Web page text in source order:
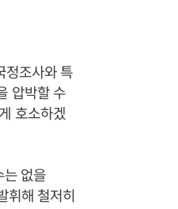
정조사와 특
압박할 수
호소하겠
없을
휘해 철저히